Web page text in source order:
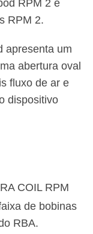
RPM 2 é
RPM 2.
apresenta um
abertura oval
fluxo de ar e
dispositivo
COIL RPM
de bobinas
RBA.